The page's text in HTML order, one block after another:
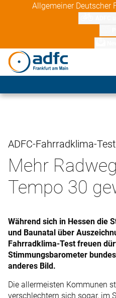
Allgemeiner Deutscher
ADFC-Fahrradklima-
Mehr
Tempo 30
Während sich in Hessen die
und Baunatal über
Fahrradklima-Test freuen
Stimmungsbarometer
anderes Bild.
Die allermeisten Kommunen
verschlechtern sich sogar, im